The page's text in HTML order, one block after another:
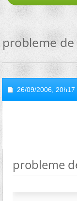
probleme
26/09/2006, 20h17
probleme